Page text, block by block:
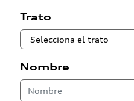
Trato
Nombre